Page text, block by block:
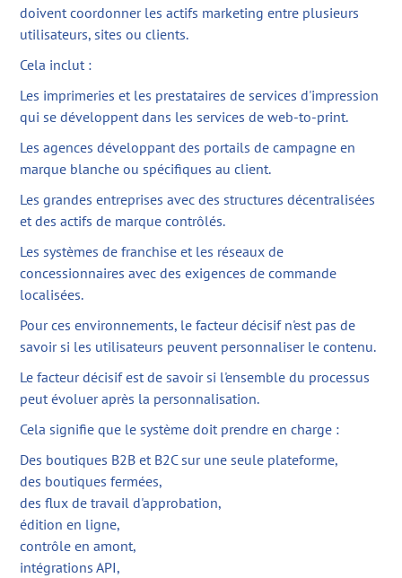
doivent coordonner les actifs marketing entre plusieurs
utilisateurs, sites ou clients.
Cela inclut :
Les imprimeries et les prestataires de services d'impression
qui se développent dans les services de web-to-print.
Les agences développant des portails de campagne en
marque blanche ou spécifiques au client.
Les grandes entreprises avec des structures décentralisées
et des actifs de marque contrôlés.
Les systèmes de franchise et les réseaux de
concessionnaires avec des exigences de commande
localisées.
Pour ces environnements, le facteur décisif n'est pas de
savoir si les utilisateurs peuvent personnaliser le contenu.
Le facteur décisif est de savoir si l'ensemble du processus
peut évoluer après la personnalisation.
Cela signifie que le système doit prendre en charge :
Des boutiques B2B et B2C sur une seule plateforme,
des boutiques fermées,
des flux de travail d'approbation,
édition en ligne,
contrôle en amont,
intégrations API,